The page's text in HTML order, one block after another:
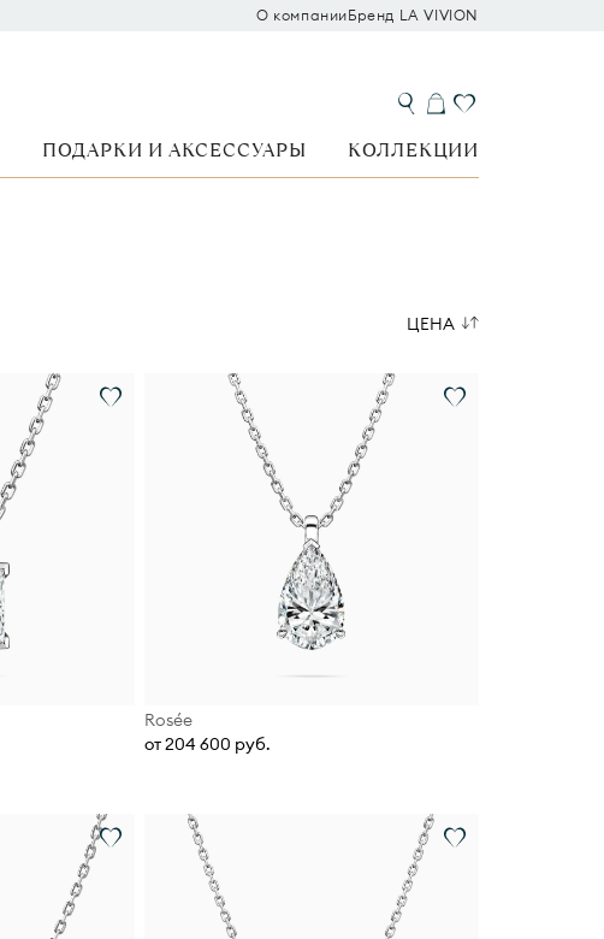
О компанииБренд LA VIVION
ПОДАРКИ И АКСЕССУАРЫ КОЛЛЕКЦИИ
ЦЕНА
Rosée
от 204 600 руб.